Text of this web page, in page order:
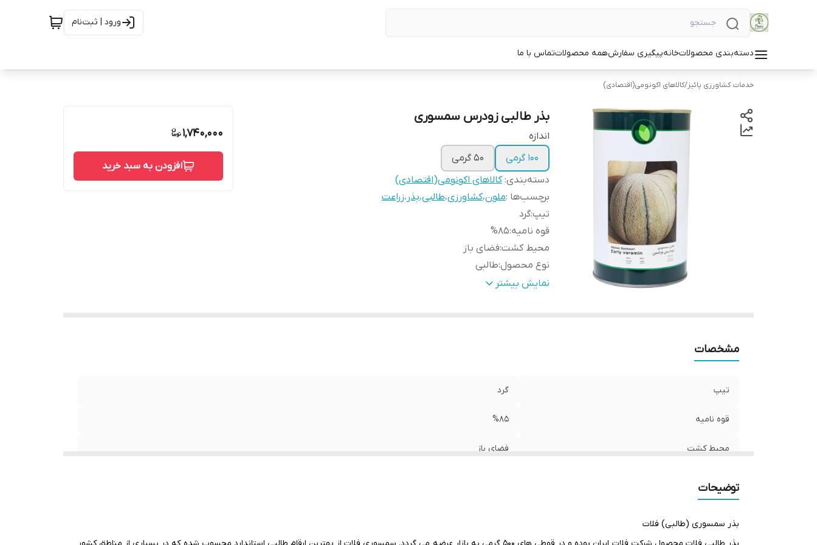
ورود | ثبت‌نام
دسته‌بندی محصولاتخانهپیگیری سفارشهمه محصولاتتماس با ما
خدمات کشاورزی پائیز/کالاهای اکونومی(اقتصادی)
بذر طالبی زودرس سمسوری
اندازه
100 گرمی
50 گرمی
دسته‌بندی:کالاهای اکونومی(اقتصادی)
برچسب‌ها :ملون،کشاورزی،طالبی،بذر ،زراعت
تیپ:گرد
قوه نامیه:
%85
محیط کشت:فضای باز
نوع محصول:طالبی
توضیحات:بمنظور سهولت خرید کشاورزان جزء کار عزیز ، بصورت جزئی از بستهنمایش بیشتر
1,740,000
افزودن به سبد خرید
مشخصات
تیپ گرد
قوه نامیه %85
محیط کشت فضای باز
مشتری گرامی،جهت پیگیری مشکل احتمالی حتما از لحظه آنباکس بدون تقطیع فیلم تهیه نمایید.
توضیحات
بذر سمسوری (طالبی) فلات